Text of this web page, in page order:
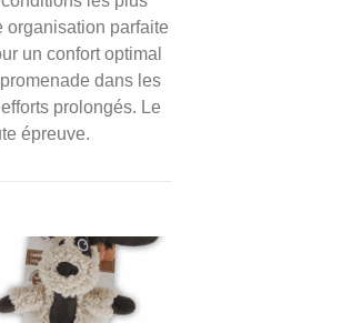
organisation parfaite
un confort optimal
dans les
prolongés. Le
épreuve.